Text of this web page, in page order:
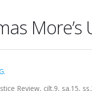
Review, cilt.9, sa.15,